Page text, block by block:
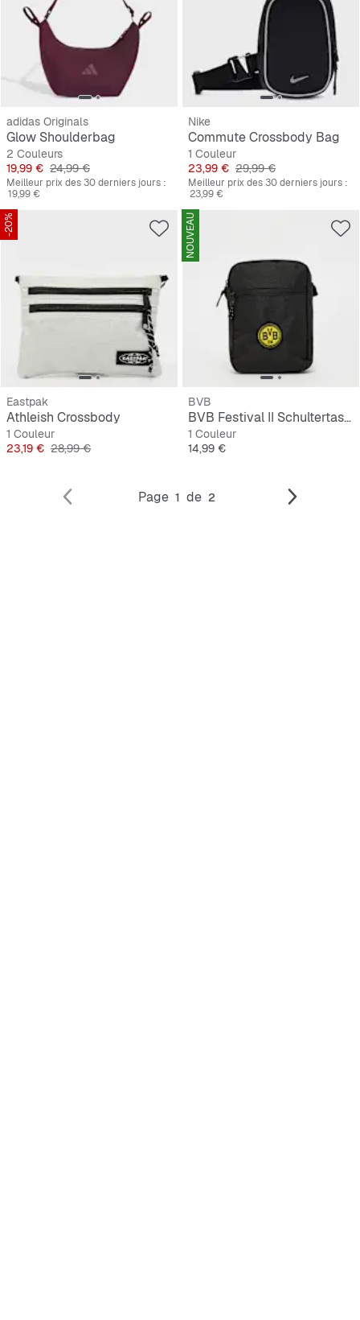
adidas Originals
Glow Shoulderbag
2 Couleurs
Prix
19,99 € Prix original
24,99 €
Meilleur prix des 30 derniers jours :
19,99 €
Nike
Commute Crossbody Bag
1 Couleur
Prix
23,99 € Prix original
29,99 €
Meilleur prix des 30 derniers jours :
23,99 €
-20%
Eastpak
Athleish Crossbody
1 Couleur
Prix
23,19 € Prix original
28,99 €
NOUVEAU
BVB
BVB Festival II Schultertasche
1 Couleur
Prix
14,99 €
Page 1 de 2